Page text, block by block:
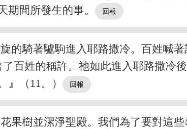
期間所發生的事。
的騎著驢駒進入耶路撒冷。百姓喊
百姓的稱許。祂如此進入耶路撒冷
（11。）
果樹並潔淨聖殿。我們為了要對這